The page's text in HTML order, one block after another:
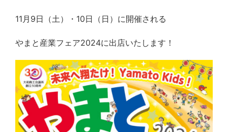
11月9日（土）・10日（日）に開催される
やまと産業フェア2024に出店いたします！